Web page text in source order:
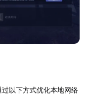
以下方式优化本地网络